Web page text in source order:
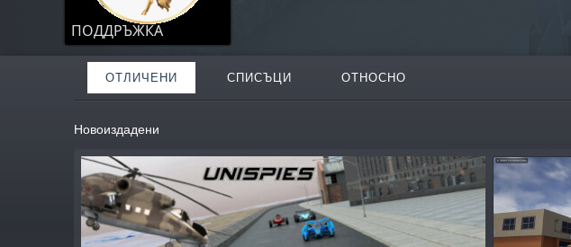
ПОДДРЪЖКА
ОТЛИЧЕНИ СПИСЪЦИ ОТНОСНО
Новоиздадени